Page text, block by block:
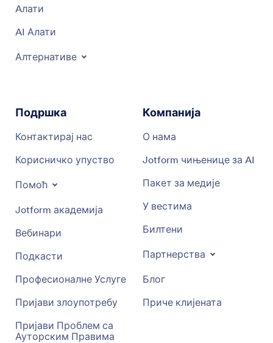
Aлати
AI Алати
Алтернативе
Подршка
Контактирај нас
Корисничко упуство
Помоћ
Jotform академија
Вебинари
Подкасти
Професионалне Услуге
Пријави злоупотребу
Пријави Проблем са
Ауторским Правима
Компанија
О нама
Jotform чињенице за AI
Пакет за медије
У вестима
Билтени
Партнерства
Блог
Приче клијената